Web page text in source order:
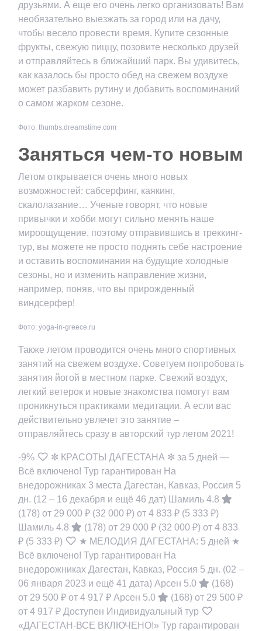
друзьями. А еще его очень легко организовать! Вам
необязательно выезжать за город или на дачу,
чтобы весело провести время. Купите сезонные
фрукты, свежую пиццу, позовите несколько друзей
и отправляйтесь в ближайший парк. Вы удивитесь,
как казалось бы просто обед на свежем воздухе
может разбавить рутину и добавить воспоминаний
о самом жарком сезоне.
Фото: thumbs.dreamstime.com
Заняться чем-то новым
Летом открывается очень много новых
возможностей: сабсерфинг, каякинг,
скалолазание… Ученые говорят, что новые
привычки и хобби могут сильно менять наше
мироощущение, поэтому отправившись в треккинг-
тур, вы можете не просто поднять себе настроение
и оставить воспоминания на будущие холодные
сезоны, но и изменить направление жизни,
например, поняв, что вы прирожденный
виндсерфер!
Фото: yoga-in-greece.ru
Также летом проводится очень много спортивных
занятий на свежем воздухе. Советуем попробовать
занятия йогой в местном парке. Свежий воздух,
легкий ветерок и новые знакомства помогут вам
проникнуться практиками медитации. А если вас
действительно увлечет это занятие –
отправляйтесь сразу в авторский тур летом 2021!
-9%
✼ КРАСОТЫ ДАГЕСТАНА ✼ за 5 дней —
Всё включено! Тур гарантирован На
внедорожниках 3 места Дагестан, Кавказ, Россия 5
дн. (12 – 16 декабря и ещё 46 дат)
Шамиль 4.8
(178) от 29 000 ₽ (32 000 ₽) от 4 833 ₽ (5 333 ₽)
Шамиль 4.8
(178) от 29 000 ₽ (32 000 ₽) от 4 833
₽ (5 333 ₽)
★ МЕЛОДИЯ ДАГЕСТАНА: 5 дней ★
Всё включено! Тур гарантирован На
внедорожниках Дагестан, Кавказ, Россия 5 дн. (02 –
06 января 2023 и ещё 41 дата) Арсен 5.0
(168)
от 29 500 ₽ от 4 917 ₽ Арсен 5.0 (168) от 29 500 ₽
от 4 917 ₽ Доступен Индивидуальный тур
«ДАГЕСТАН-ВСЕ ВКЛЮЧЕНО!» Тур гарантирован